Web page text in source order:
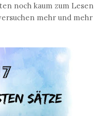
noch kaum zum Lesen
mehr und mehr